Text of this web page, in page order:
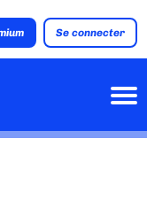
Se connecter